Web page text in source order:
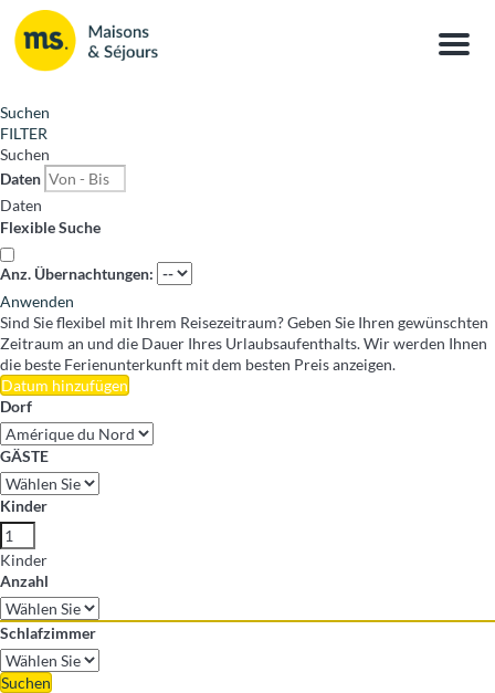
Menu
Suchen
FILTER
Suchen
Daten
Daten
Flexible Suche
Anz. Übernachtungen:
Anwenden
Sind Sie flexibel mit Ihrem Reisezeitraum?Geben Sie Ihren gewünschten
Zeitraum an und die Dauer Ihres Urlaubsaufenthalts. Wir werden Ihnen
die beste Ferienunterkunft mit dem besten Preis anzeigen.
Datum hinzufügen
Dorf
GÄSTE
Kinder
Kinder
Anzahl
Schlafzimmer
Suchen